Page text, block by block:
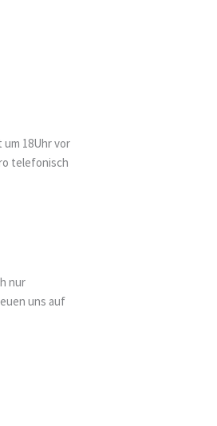
18Uhr vor
telefonisch
nur
uns auf